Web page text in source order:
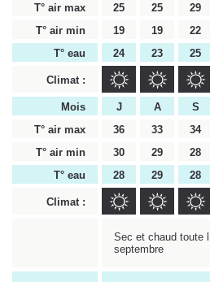
T° air max
25 25 29
T° air min
19 19 22
T° eau
24 23 25
Climat :
Mois J A S
T° air max
36 33 34
T° air min
30 29 28
T° eau
28 29 28
Climat :
Sec et chaud toute
septembre